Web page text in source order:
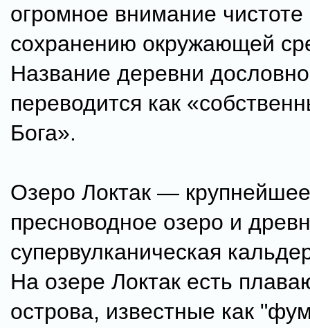
огромное внимание чистоте
сохранению окружающей
Название деревни дословно
переводится как
Бога».
Озеро Локтак —
пресноводное озеро и
супервулканическая
На озере Локтак есть
острова, известные как